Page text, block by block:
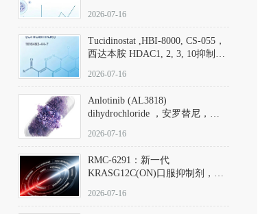
2026-07-16
Tucidinostat ,HBI-8000, CS-055，
西达本胺 HDAC1, 2, 3, 10抑制剂
D808567) - DKM活性分子
2026-07-16
Anlotinib (AL3818)
dihydrochloride ，安罗替尼，
Hydrochloride实验方法步骤SOP
2026-07-16
RMC-6291：新一代
KRASG12C(ON)口服抑制剂，
(Elironrasib)CAS#2641998-63-0
2026-07-16